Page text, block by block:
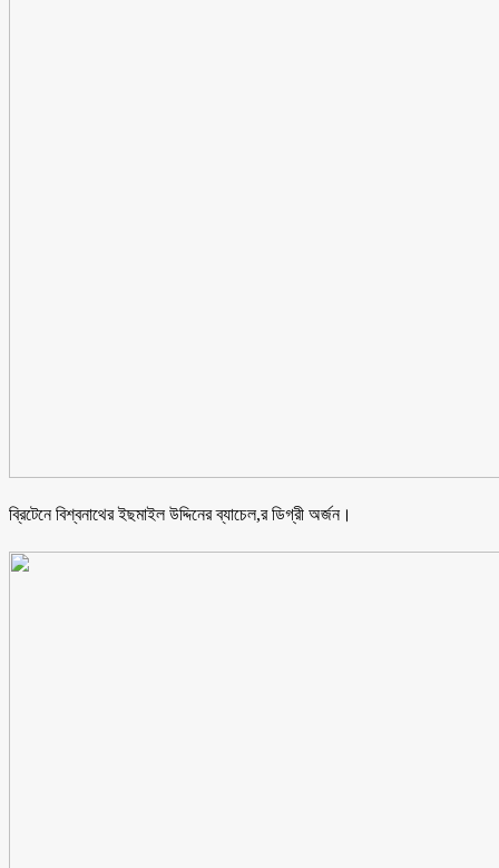
ব্রিটেনে বিশ্বনাথের ইছমাইল উদ্দিনের ব্যাচেল,র ডিগ্রী অর্জন।